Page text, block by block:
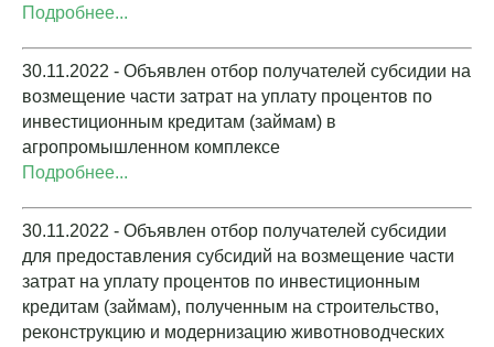
Подробнее...
30.11.2022 - Объявлен отбор получателей субсидии на
возмещение части затрат на уплату процентов по
инвестиционным кредитам (займам) в
агропромышленном комплексе
Подробнее...
30.11.2022 - Объявлен отбор получателей субсидии
для предоставления субсидий на возмещение части
затрат на уплату процентов по инвестиционным
кредитам (займам), полученным на строительство,
реконструкцию и модернизацию животноводческих